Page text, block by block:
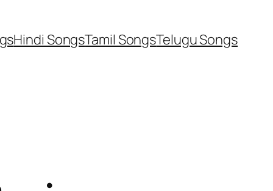
Hindi SongsTamil SongsTelugu Songs